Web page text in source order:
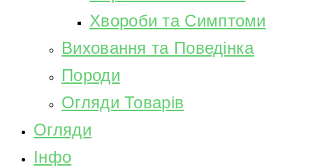
Хвороби та Симптоми
Виховання та Поведінка
Породи
Огляди Товарів
Огляди
Інфо